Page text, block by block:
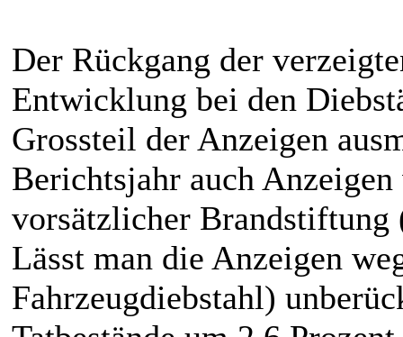
Der Rückgang der
Entwicklung bei den
Grossteil der Anzeigen
Berichtsjahr auch
vorsätzlicher
Lässt man die Anzeigen
Fahrzeugdiebstahl)